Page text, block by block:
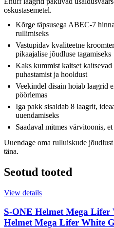
oskustasemetel.
Kõrge täpsusega ABEC-7
rullimiseks
Vastupidav kvaliteetne
pikaajalise jõudluse tagamiseks
Kaks kummist kaitset kaitsevad
puhastamist ja hooldust
Veekindel disain hoiab laagrid
pöörlemas
Iga pakk sisaldab 8 laagrit,
uuendamiseks
Saadaval mitmes värvitoonis,
Uuendage oma rulluiskude
täna.
Seotud tooted
View details
S-ONE Helmet Mega Lifer
Helmet Mega Lifer White